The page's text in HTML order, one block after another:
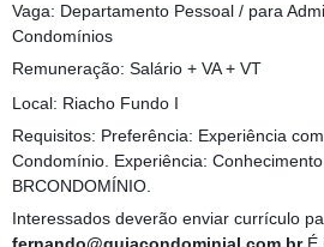
Vaga: Departamento Pessoal / para
Condomínios
Remuneração: Salário + VA + VT
Local: Riacho Fundo I
Requisitos: Preferência: Experiência
Condomínio. Experiência:
BRCONDOMÍNIO.
Interessados deverão enviar currículo